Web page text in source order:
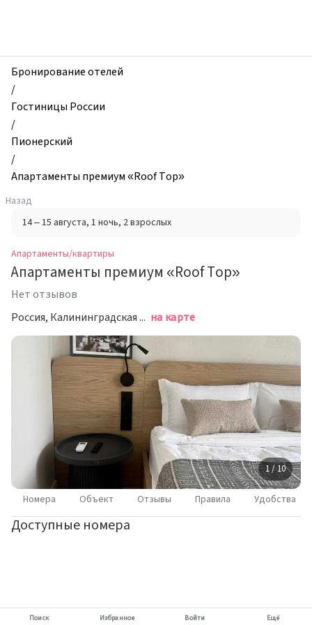
и
квартиры,
Апартаменты
премиум
«Roof
Top»,
Пионерский,
Россия
Бронирование отелей
/
Гостиницы России
/
Пионерский
/
Апартаменты премиум «Roof Top»
Назад
14 – 15 августа, 1 ночь, 2 взрослых
Апартаменты/квартиры
Апартаменты премиум «Roof Top»
Нет отзывов
Россия, Калининградская область, Пионерский, Прибрежная улица, 21к2 на карте
1 / 10
Номера Объект Отзывы Правила Удобства
Доступные номера
Поиск Избранное Войти Ещё